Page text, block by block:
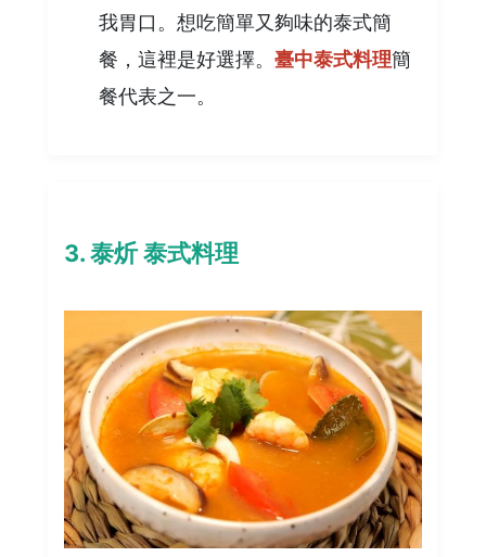
我胃口。想吃簡單又夠味的泰式簡
餐，這裡是好選擇。臺中泰式料理簡
餐代表之一。
3. 泰炘 泰式料理